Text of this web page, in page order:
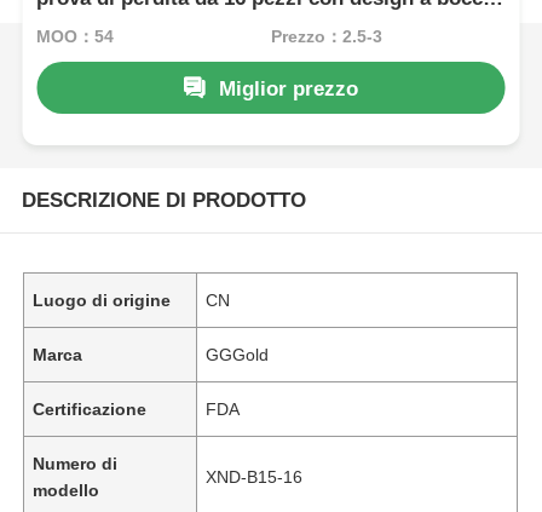
larga approvato dalla TSA per un facile
MOQ：54 Prezzo：2.5-3
Miglior prezzo
DESCRIZIONE DI PRODOTTO
Luogo di origine CN
Marca GGGold
Certificazione FDA
Numero di
modello
XND-B15-16